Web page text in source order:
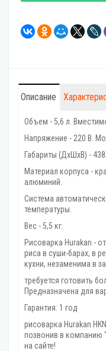
Описание
Объем - 5,6 л.
Напряжение - 220 В.
Габариты (ДхШхВ) -
Материал корпуса -
алюминий.
Система
температуры.
Вес - 5,5 кг.
Рисоварка Hurakan -
риса в суши-барах, в
кухни, незаменима в
требуется готовить
Предназначена для
Гарантия: 1 год
рисоварка Hurakan
позвонив в компанию
на сайте!